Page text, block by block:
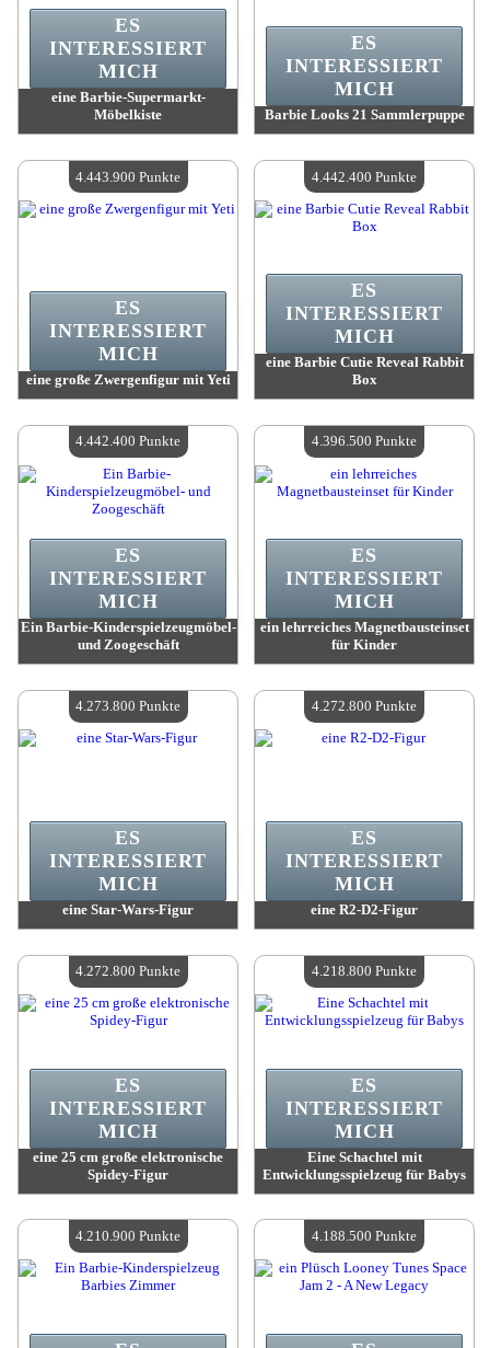
eine Barbie-Supermarkt-
Möbelkiste
Verfügbare Menge:4
ES
INTERESSIERT
MICH
Barbie Looks 21 Sammlerpuppe
Verfügbare Menge:4
ES
INTERESSIERT
MICH
eine große Zwergenfigur mit Yeti
Verfügbare Menge:4
ES
INTERESSIERT
MICH
4.443.900 Punkte
eine Barbie Cutie Reveal Rabbit
Box
Verfügbare Menge:4
ES
INTERESSIERT
MICH
4.442.400 Punkte
Ein Barbie-Kinderspielzeugmöbel-
und Zoogeschäft
Verfügbare Menge:4
ES
INTERESSIERT
MICH
4.442.400 Punkte
ein lehrreiches Magnetbausteinset
für Kinder
Verfügbare Menge:4
ES
INTERESSIERT
MICH
4.396.500 Punkte
eine Star-Wars-Figur
Verfügbare Menge:4
ES
INTERESSIERT
MICH
4.273.800 Punkte
eine R2-D2-Figur
Verfügbare Menge:4
ES
INTERESSIERT
MICH
4.272.800 Punkte
eine 25 cm große elektronische
Spidey-Figur
Verfügbare Menge:4
ES
INTERESSIERT
MICH
4.272.800 Punkte
Eine Schachtel mit
Entwicklungsspielzeug für Babys
Verfügbare Menge:4
ES
INTERESSIERT
MICH
4.218.800 Punkte
4.210.900 Punkte 4.188.500 Punkte